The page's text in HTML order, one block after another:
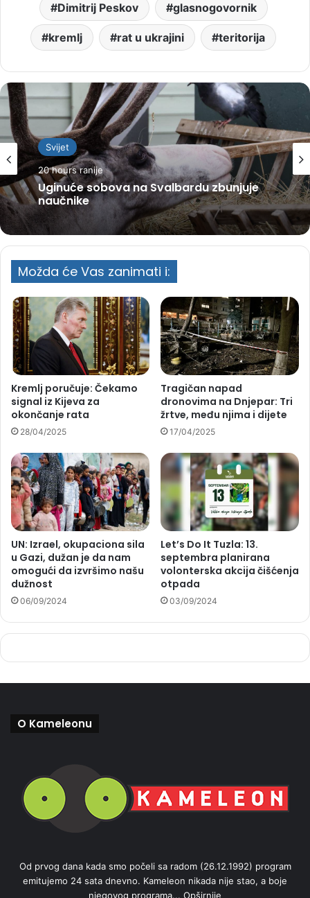
Dimitrij Peskov glasnogovornik
kremlj rat u ukrajini teritorija
Svijet
20 hours ranije
Uginuće sobova na Svalbardu zbunjuje
naučnike
Možda će Vas zanimati i:
Kremlj poručuje: Čekamo
signal iz Kijeva za
okončanje rata
28/04/2025
Tragičan napad
dronovima na Dnjepar: Tri
žrtve, među njima i dijete
17/04/2025
UN: Izrael, okupaciona sila
u Gazi, dužan je da nam
omogući da izvršimo našu
dužnost
06/09/2024
Let’s Do It Tuzla: 13.
septembra planirana
volonterska akcija čišćenja
otpada
03/09/2024
O Kameleonu
Od prvog dana kada smo počeli sa radom (26.12.1992) program
emitujemo 24 sata dnevno. Kameleon nikada nije stao, a boje
njegovog programa... Opširnije